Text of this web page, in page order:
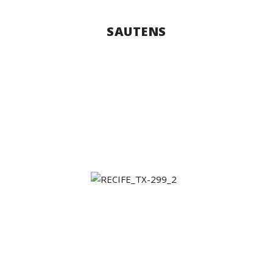
SAUTENS